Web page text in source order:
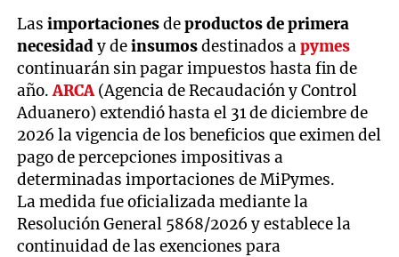
Lasimportacionesdeproductos de primera
necesidady deinsumosdestinados apymes
continuarán sin pagar impuestos hasta fin de
año.ARCA(Agencia de Recaudación y Control
Aduanero) extendió hasta el 31 de diciembre de
2026 la vigencia de los beneficios que eximen del
pago de percepciones impositivas a
determinadas importaciones de MiPymes.
La medida fue oficializada mediante la
Resolución General 5868/2026 y establece la
continuidad de las exenciones para